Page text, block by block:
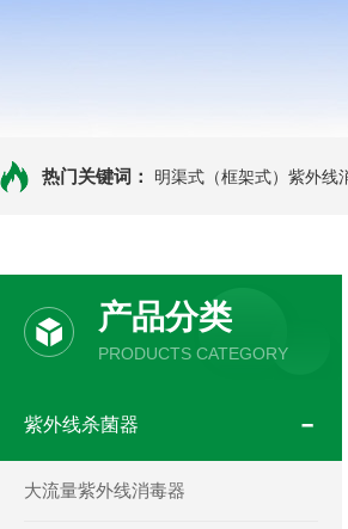
热门关键词： 明渠式（框架式）紫外线
产品分类
PRODUCTS CATEGORY
紫外线杀菌器
大流量紫外线消毒器